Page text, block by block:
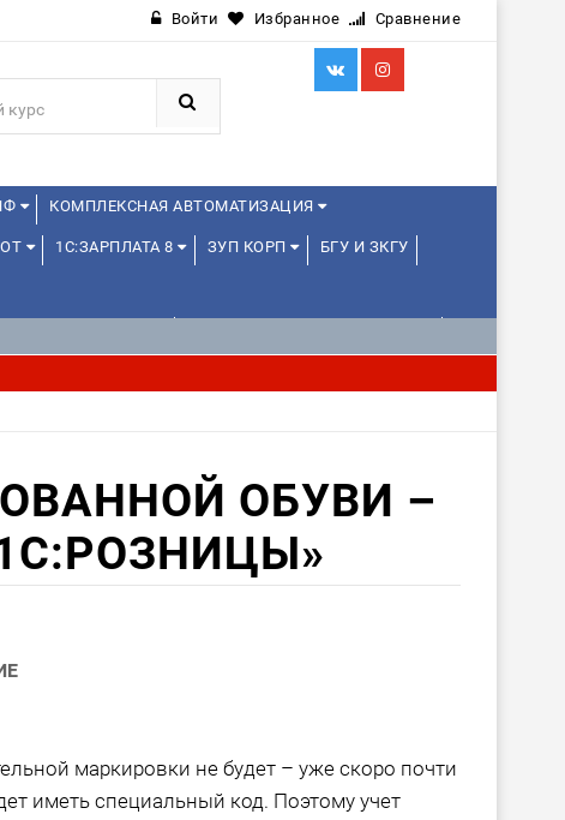
Войти Избранное Сравнение
КОМПЛЕКСНАЯ АВТОМАТИЗАЦИЯ
1С:ЗАРПЛАТА 8 ЗУП КОРП БГУ И ЗКГУ
ОБУВИ –
маркировки не будет – уже скоро почти
иметь специальный код. Поэтому учет